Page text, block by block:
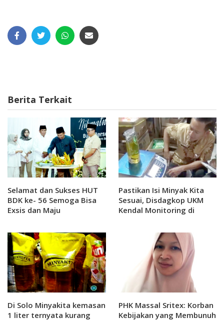
Berita Terkait
Selamat dan Sukses HUT
BDK ke- 56 Semoga Bisa
Exsis dan Maju
Pastikan Isi Minyak Kita
Sesuai, Disdagkop UKM
Kendal Monitoring di
Di Solo Minyakita kemasan
1 liter ternyata kurang
PHK Massal Sritex: Korban
Kebijakan yang Membunuh